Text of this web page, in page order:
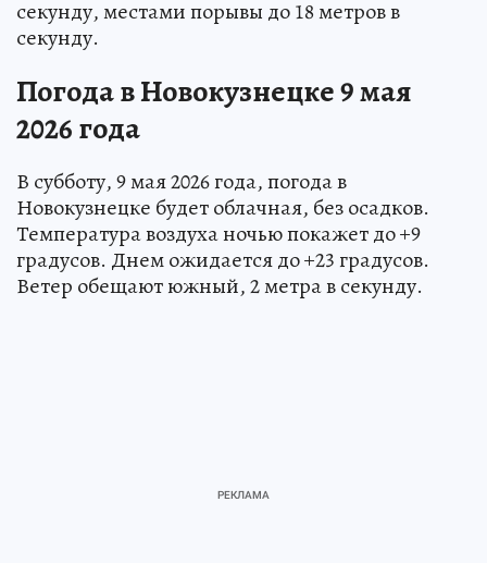
секунду, местами порывы до 18 метров в
секунду.
Погода в Новокузнецке 9 мая
2026 года
В субботу, 9 мая 2026 года, погода в
Новокузнецке будет облачная, без осадков.
Температура воздуха ночью покажет до +9
градусов. Днем ожидается до +23 градусов.
Ветер обещают южный, 2 метра в секунду.